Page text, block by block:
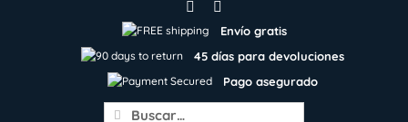
Envío gratis
45 días para devoluciones
Pago asegurado
Search